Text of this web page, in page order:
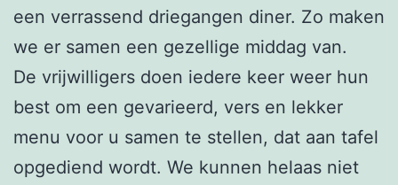
een verrassend driegangen diner. Zo maken
we er samen een gezellige middag van.
De vrijwilligers doen iedere keer weer hun
best om een gevarieerd, vers en lekker
menu voor u samen te stellen, dat aan tafel
opgediend wordt. We kunnen helaas niet